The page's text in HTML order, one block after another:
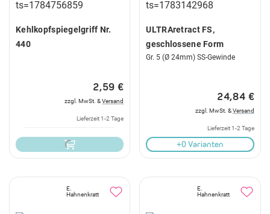
Kehlkopfspiegelgriff Nr.
440
2,59 €
zzgl. MwSt. &Versand
Lieferzeit 1-2 Tage
ULTRAretract FS,
geschlossene Form
Gr. 5 (Ø 24mm) SS-Gewinde
24,84 €
zzgl. MwSt. &Versand
Lieferzeit 1-2 Tage
+0 Varianten
E.
Hahnenkratt
E.
Hahnenkratt